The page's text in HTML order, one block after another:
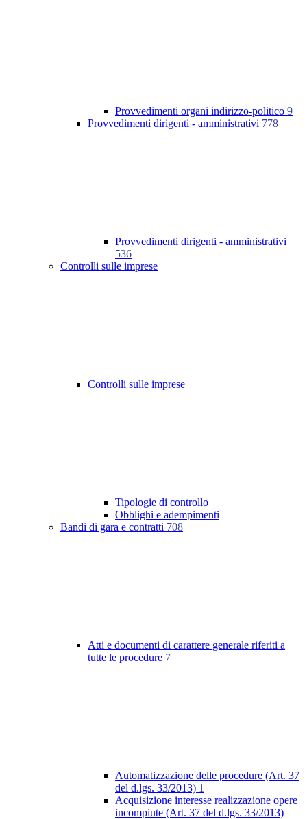
Provvedimenti organi indirizzo-politico 9
Provvedimenti dirigenti - amministrativi 778
Provvedimenti dirigenti - amministrativi
536
Controlli sulle imprese
Controlli sulle imprese
Tipologie di controllo
Obblighi e adempimenti
Bandi di gara e contratti 708
Atti e documenti di carattere generale riferiti a
tutte le procedure 7
Automatizzazione delle procedure (Art. 37
del d.lgs. 33/2013) 1
Acquisizione interesse realizzazione opere
incompiute (Art. 37 del d.lgs. 33/2013)